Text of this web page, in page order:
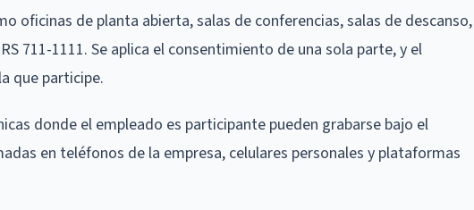
oficinas de planta abierta, salas de conferencias, salas de descanso,
711-1111. Se aplica el consentimiento de una sola parte, y el
que participe.
donde el empleado es participante pueden grabarse bajo el
en teléfonos de la empresa, celulares personales y plataformas